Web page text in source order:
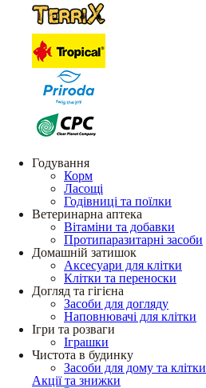
Годування
Корм
Ласощі
Годівниці та поїлки
Ветеринарна аптека
Вітаміни та добавки
Протипаразитарні засоби
Домашній затишок
Аксесуари для клітки
Клітки та переноски
Догляд та гігієна
Засоби для догляду
Наповнювачі для клітки
Ігри та розваги
Іграшки
Чистота в будинку
Засоби для дому та клітки
Акції та знижки